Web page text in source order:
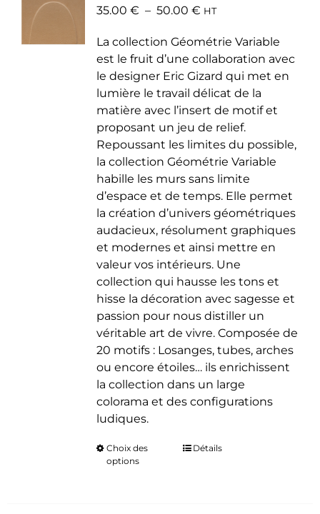
peuvent
choisies
sur
la
page
du
produit
35.00 € – 50.00 €Plage
prix :
35.00 €
à
50.00 €
HT
La collection Géométrie Variable
est le fruit d’une collaboration avec
le designer Eric Gizard qui met en
lumière le travail délicat de la
matière avec l’insert de motif et
proposant un jeu de relief.
Repoussant les limites du possible,
la collection Géométrie Variable
habille les murs sans limite
d’espace et de temps. Elle permet
la création d’univers géométriques
audacieux, résolument graphiques
et modernes et ainsi mettre en
valeur vos intérieurs. Une
collection qui hausse les tons et
hisse la décoration avec sagesse et
passion pour nous distiller un
véritable art de vivre. Composée de
20 motifs : Losanges, tubes, arches
ou encore étoiles… ils enrichissent
la collection dans un large
colorama et des configurations
ludiques.
Choix des
options
CeDétails